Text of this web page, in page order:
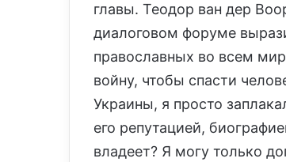
главы. Теодор ван дер
диалоговом форуме
православных во всем
войну, чтобы спасти
Украины, я просто
его репутацией,
владеет? Я могу только